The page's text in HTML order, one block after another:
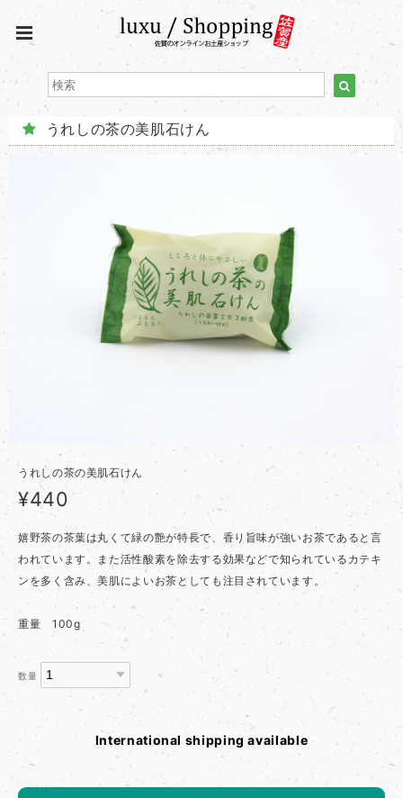
うれしの茶の美肌石けん
うれしの茶の美肌石けん
¥440
嬉野茶の茶葉は丸くて緑の艶が特長で、香り旨味が強いお茶であると言
われています。また活性酸素を除去する効果などで知られているカテキ
ンを多く含み、美肌によいお茶としても注目されています。
重量 100g
数量
International shipping available